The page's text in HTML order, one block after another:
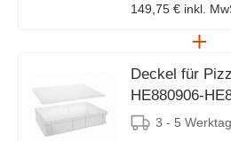
149,75 € inkl.
Deckel für
HE880906-
3 - 5